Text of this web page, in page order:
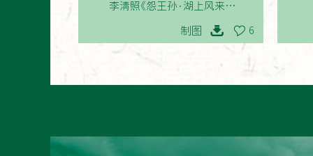
李清照《怨王孙·湖上风来波浩
渺》
制图 6